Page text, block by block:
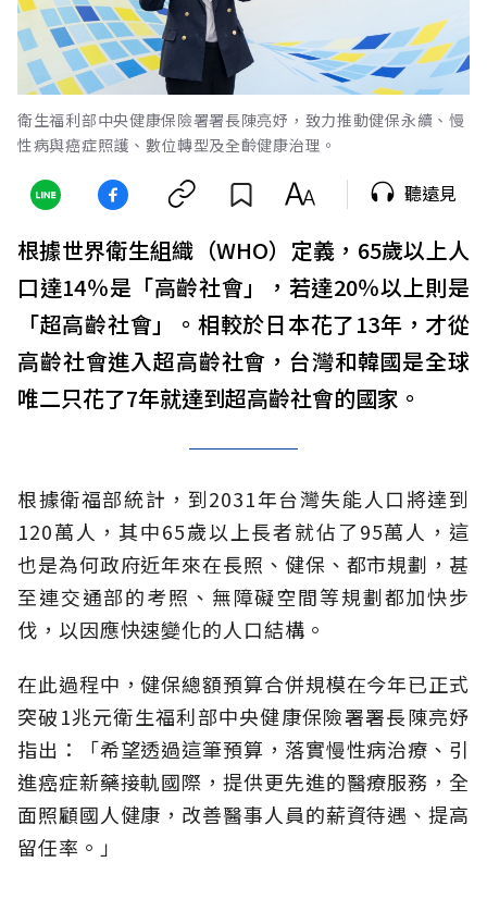
衛生福利部中央健康保險署署長陳亮妤，致力推動健保永續、慢
性病與癌症照護、數位轉型及全齡健康治理。
聽遠見
根據世界衛生組織（WHO）定義，65歲以上人
口達14％是「高齡社會」，若達20％以上則是
「超高齡社會」。相較於日本花了13年，才從
高齡社會進入超高齡社會，台灣和韓國是全球
唯二只花了7年就達到超高齡社會的國家。
根據衛福部統計，到2031年台灣失能人口將達到
120萬人，其中65歲以上長者就佔了95萬人，這
也是為何政府近年來在長照、健保、都市規劃，甚
至連交通部的考照、無障礙空間等規劃都加快步
伐，以因應快速變化的人口結構。
在此過程中，健保總額預算合併規模在今年已正式
突破1兆元衛生福利部中央健康保險署署長陳亮妤
指出：「希望透過這筆預算，落實慢性病治療、引
進癌症新藥接軌國際，提供更先進的醫療服務，全
面照顧國人健康，改善醫事人員的薪資待遇、提高
留任率。」